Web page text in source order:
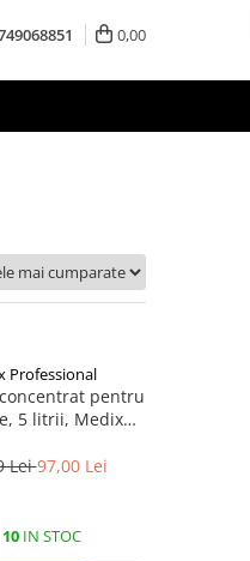
0,00
Professional
pentru
5 litrii, Medix
Lei97,00 Lei
10 IN STOC